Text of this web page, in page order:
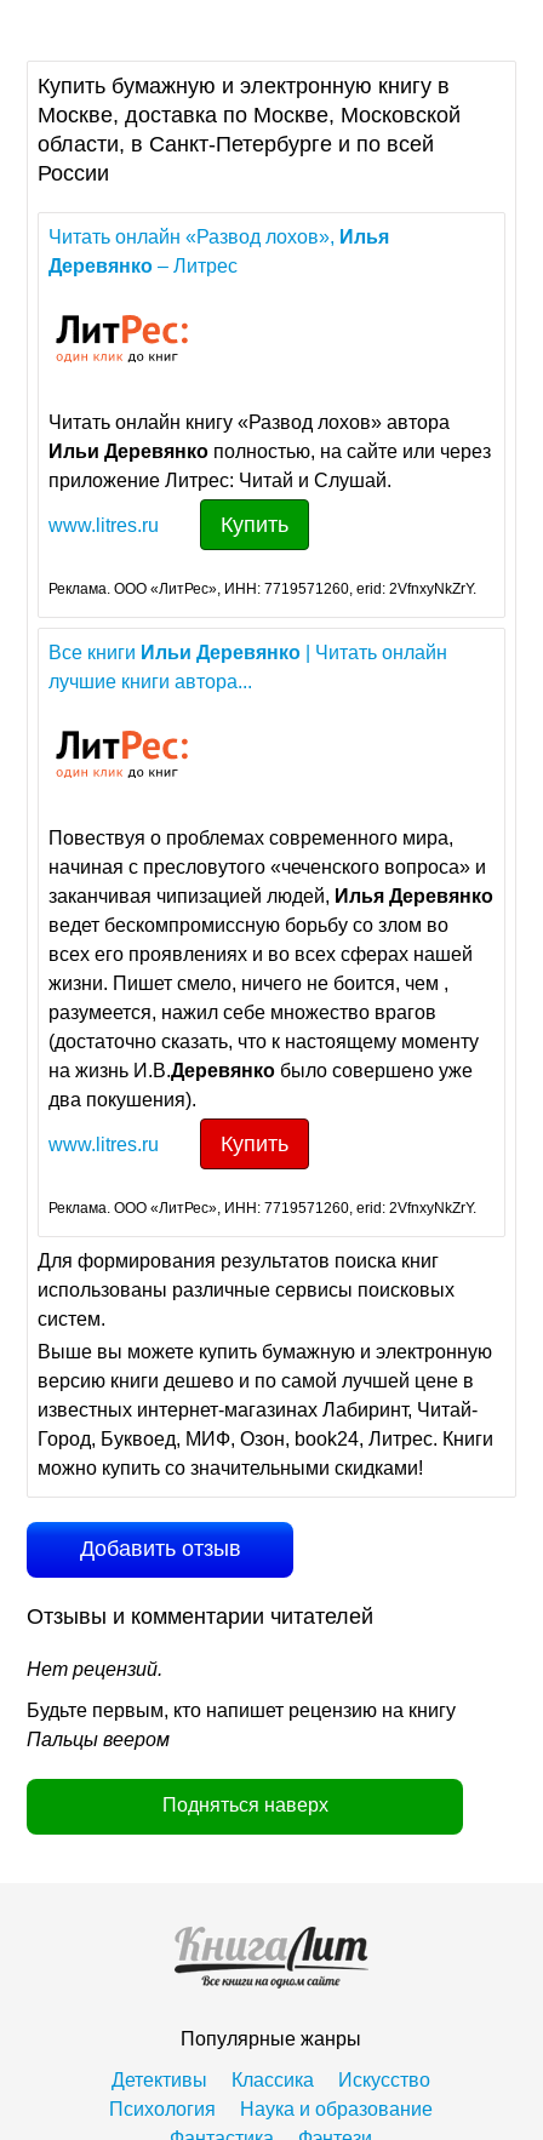
Купить бумажную и электронную книгу в
Москве, доставка по Москве, Московской
области, в Санкт-Петербурге и по всей
России
Читать онлайн «Развод лохов», Илья
Деревянко – Литрес
Читать онлайн книгу «Развод лохов» автора
Ильи Деревянко полностью, на сайте или через
приложение Литрес: Читай и Слушай.
www.litres.ru Купить
Реклама. ООО «ЛитРес», ИНН: 7719571260, erid: 2VfnxyNkZrY.
Все книги Ильи Деревянко | Читать онлайн
лучшие книги автора...
Повествуя о проблемах современного мира,
начиная с пресловутого «чеченского вопроса» и
заканчивая чипизацией людей, Илья Деревянко
ведет бескомпромиссную борьбу со злом во
всех его проявлениях и во всех сферах нашей
жизни. Пишет смело, ничего не боится, чем ,
разумеется, нажил себе множество врагов
(достаточно сказать, что к настоящему моменту
на жизнь И.В.Деревянко было совершено уже
два покушения).
www.litres.ru Купить
Реклама. ООО «ЛитРес», ИНН: 7719571260, erid: 2VfnxyNkZrY.
Для формирования результатов поиска книг
использованы различные сервисы поисковых
систем.
Выше вы можете купить бумажную и электронную
версию книги дешево и по самой лучшей цене в
известных интернет-магазинах Лабиринт, Читай-
Город, Буквоед, МИФ, Озон, book24, Литрес. Книги
можно купить со значительными скидками!
Добавить отзыв
Отзывы и комментарии читателей
Нет рецензий.
Будьте первым, кто напишет рецензию на книгу
Пальцы веером
Подняться наверх
Популярные жанры
Детективы
Классика
Искусство
Психология
Наука и образование